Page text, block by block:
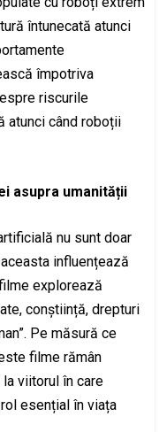
întunecată atunci
împotriva
riscurile
atunci când roboții
asupra umanității
nu sunt doar
influențează
explorează
conștiință, drepturi
Pe măsură ce
filme rămân
viitorul în care
esențial în viața